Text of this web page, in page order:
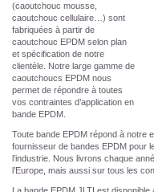
(caoutchouc mousse,
caoutchouc cellulaire…) sont
fabriquées à partir de
caoutchouc EPDM selon plan
et spécification de notre
clientèle. Notre large gamme de
caoutchoucs EPDM nous
permet de répondre à toutes
vos contraintes d’application en
bande EPDM.
Toute bande EPDM répond à notre
fournisseur de bandes EPDM pour
l’industrie. Nous livrons chaque
l’Europe, mais aussi sur tous les